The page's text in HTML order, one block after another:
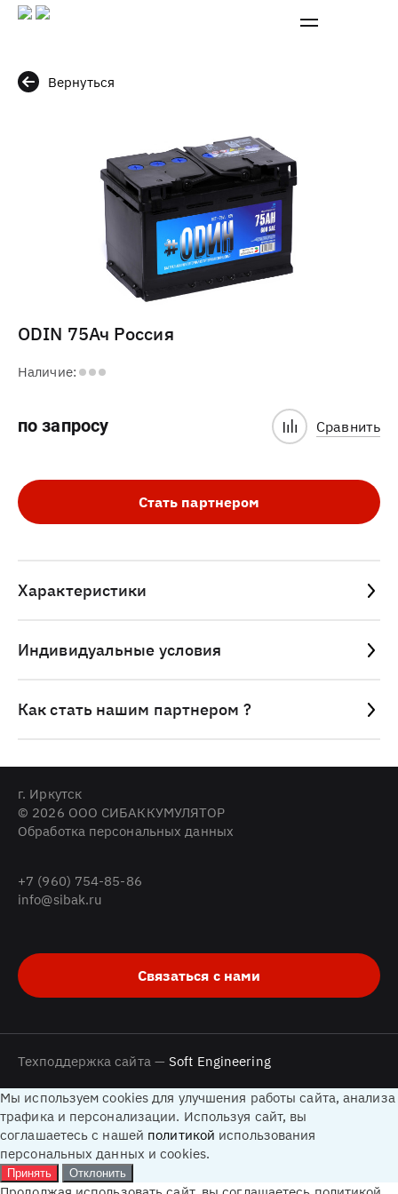
Вернуться
ODIN 75Ач Россия
Наличие:
по запросу Сравнить
Стать партнером
Характеристики
Индивидуальные условия
Как стать нашим партнером ?
г. Иркутск
© 2026 ООО СИБАККУМУЛЯТОР
Обработка персональных данных
+7 (960) 754-85-86
info@sibak.ru
Связаться с нами
Техподдержка сайта —Soft Engineering
Мы используем cookies для улучшения работы сайта, анализа
трафика и персонализации. Используя сайт, вы
соглашаетесь с нашей политикой использования
персональных данных и cookies.
Принять Отклонить